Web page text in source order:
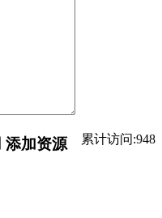
累计访问:948
添加资源